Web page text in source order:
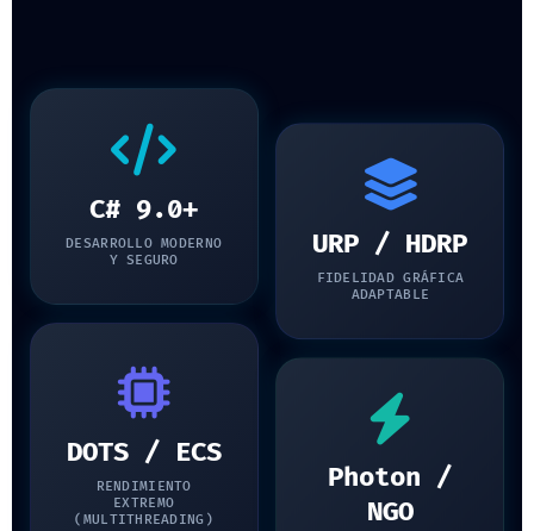
C# 9.0+
DESARROLLO MODERNO
Y SEGURO
URP / HDRP
FIDELIDAD GRÁFICA
ADAPTABLE
DOTS / ECS
RENDIMIENTO
EXTREMO
(MULTITHREADING)
Photon /
NGO